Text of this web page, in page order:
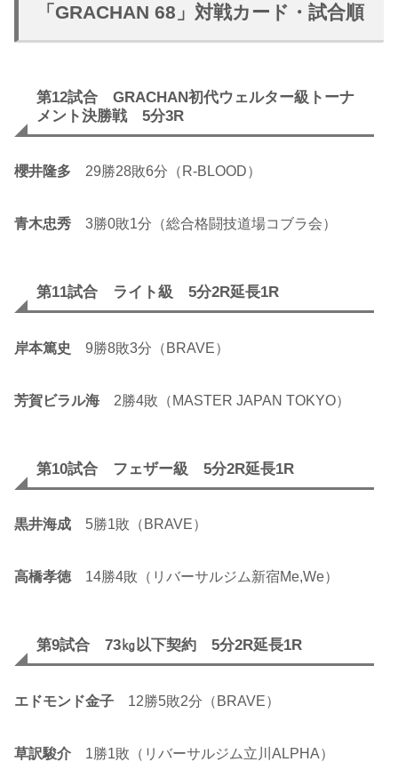
「GRACHAN 68」対戦カード・試合順
第12試合 GRACHAN初代ウェルター級トーナ
メント決勝戦 5分3R
櫻井隆多 29勝28敗6分（R-BLOOD）
青木忠秀 3勝0敗1分（総合格闘技道場コブラ会）
第11試合 ライト級 5分2R延長1R
岸本篤史 9勝8敗3分（BRAVE）
芳賀ビラル海 2勝4敗（MASTER JAPAN TOKYO）
第10試合 フェザー級 5分2R延長1R
黒井海成 5勝1敗（BRAVE）
高橋孝徳14勝4敗（リバーサルジム新宿Me,We）
第9試合 73㎏以下契約 5分2R延長1R
エドモンド金子 12勝5敗2分（BRAVE）
草訳駿介 1勝1敗（リバーサルジム立川ALPHA）